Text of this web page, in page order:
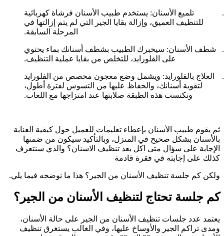
تلميع الأسنان: يستخدم طبيب الأسنان فرشاة كهربائية
للتنظيف العميق، وإزالة بقايا الجير التي لم يتم إزالتها في
المرحلة السابقة.
شطف الأسنان: سيخبرك الطبيب بشطف أسنانك بماء يحتوي
على الفلورايد، للتخلص من بقايا عملية التنظيف.
العلاج بالفلورايد: ويشمل وضع معجون مخصص من الفلورايد
لتقوية أسنانك، والحفاظ عليها من التسوس لفترة أطول،
وتكتسب هذه الطبقة صلابتها عند امتزاجها مع اللعاب.
ثم يقوم طبيب الأسنان بإعطاء تعليمات للعميل حول كيفية العناية
بالأسنان بشكل صحيح في المنزل، وبالتأكيد سيكون من ضمنها
الإجابة على سؤال متى اكل بعد تنظيف الاسنان؟ والذي سنتعرف
كذلك على إجابته في فقرة قادمة
ولكن كم جلسة تنظيف الأسنان من الجير؟ هذا ما نوضحه فيما يلي.
كم جلسة تحتاج لتنظيف الأسنان من الجير؟
يعتمد عدد جلسات تنظيف الأسنان من الجير على حالة الأسنان،
ومدى تراكم الجير والأوساخ عليها، وفي الغالب يستغرق تنظيف